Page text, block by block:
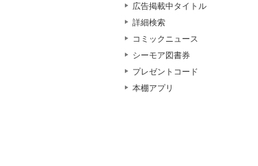
広告掲載中タイトル
詳細検索
コミックニュース
シーモア図書券
プレゼントコード
本棚アプリ